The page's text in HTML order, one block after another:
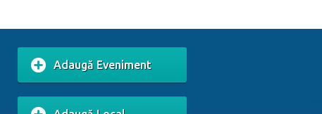
Adaugă Eveniment